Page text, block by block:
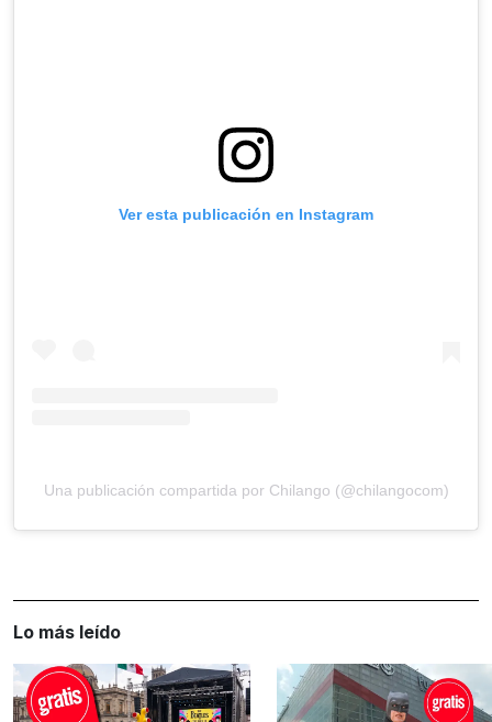
Ver esta publicación en Instagram
Una publicación compartida por Chilango (@chilangocom)
Lo más leído